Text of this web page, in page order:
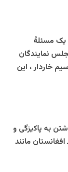
یک مسئلۀ
نمایندگان
خاردار ، این
به پاکیزگی و
مانند